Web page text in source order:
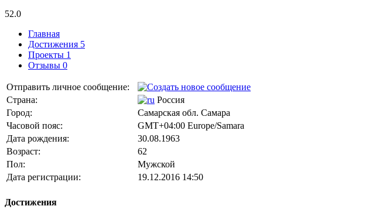
52.0
Главная
Достижения 5
Проекты 1
Отзывы 0
Отправить личное сообщение:
Страна:
Россия
Город:
Самарская обл. Самара
Часовой пояс:
GMT+04:00 Europe/Samara
Дата рождения:
30.08.1963
Возраст:
62
Пол:
Мужской
Дата регистрации:
19.12.2016 14:50
Достижения